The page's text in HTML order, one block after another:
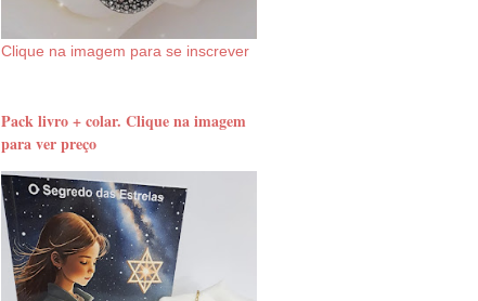
Clique na imagem para se inscrever
Pack livro + colar. Clique na imagem
para ver preço